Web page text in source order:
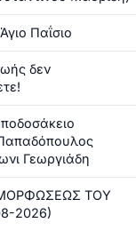
Παΐσιο
δεν
Γεωργιάδη
ΤΟΥ
2026)